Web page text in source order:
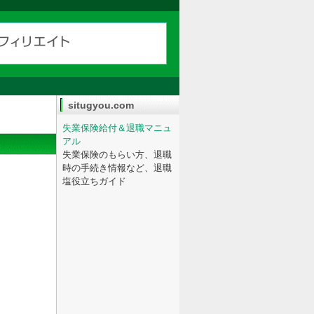
situgyou.com
失業保険給付＆退職マニュ
アル
失業保険のもらい方、退職
時の手続き情報など、退職
塩役立ちガイド